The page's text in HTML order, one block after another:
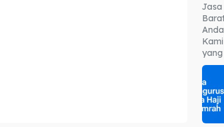
Explore our
Explore our
Jasa
yang